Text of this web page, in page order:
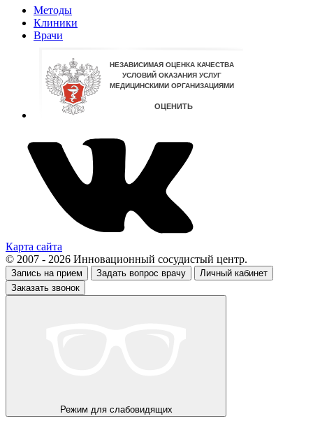
Методы
Клиники
Врачи
Карта сайта
© 2007 - 2026 Инновационный сосудистый центр.
Запись на прием Задать вопрос врачу
Личный кабинет
Заказать звонок
Режим для слабовидящих